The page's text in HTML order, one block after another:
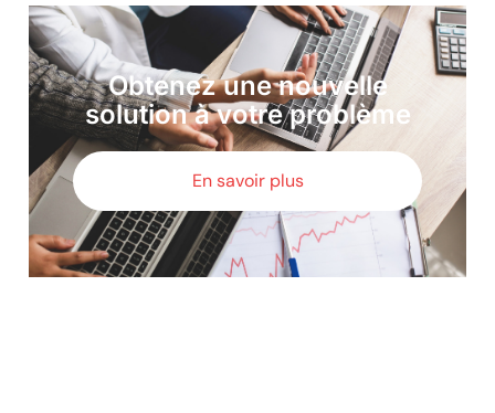
Obtenez une nouvelle
solution à votre problème
En savoir plus